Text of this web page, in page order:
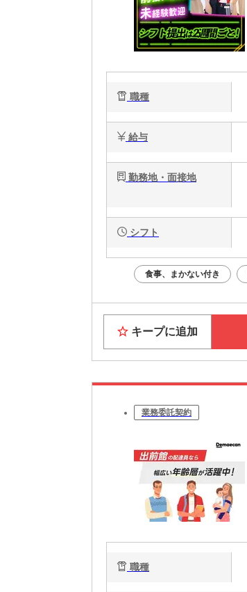
職種
給与
勤務地・面接地
シフト
食事、まかない付き
キープに追加
業務委託契約
職種